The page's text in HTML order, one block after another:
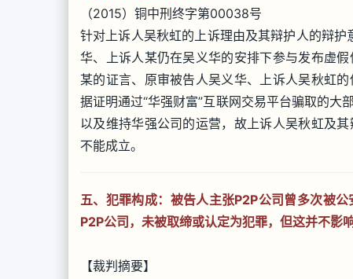
（2015）铜中刑终字第00038号
针对上诉人吴秋虹的上诉理由及其辩护人的辩
华、上诉人某仍在吴义华的安排下参与发布虚
某的证言、原审被告人吴义华、上诉人吴秋虹
据证明通过“华强财富”互联网交易平台骗取的
以及维持华强公司的运营，故上诉人吴秋虹及
不能成立。
五、犯罪构成：被告人主张P2P公司曾多次被
P2P公司，未被取缔或认定为犯罪，但这并不影
【裁判摘要】